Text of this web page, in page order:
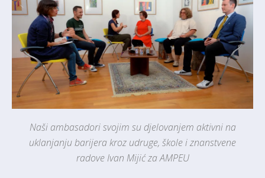
Naši ambasadori svojim su djelovanjem aktivni na
uklanjanju barijera kroz udruge, škole i znanstvene
radove Ivan Mijić za AMPEU